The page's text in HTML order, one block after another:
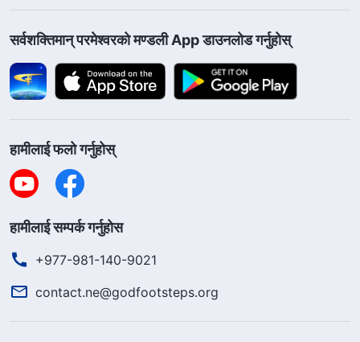
सर्वशक्तिमान्‌ परमेश्‍वरको मण्डली App डाउनलोड गर्नुहोस्
हामीलाई फलो गर्नुहोस्
हामीलाई सम्पर्क गर्नुहोस
+977-981-140-9021
contact.ne@godfootsteps.org